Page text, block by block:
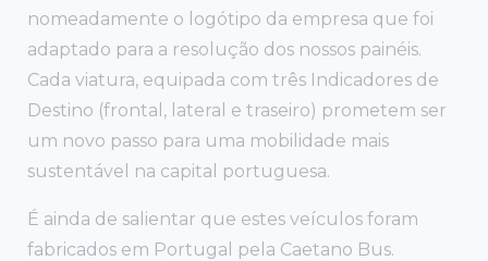
nomeadamente o logótipo da empresa que foi
adaptado para a resolução dos nossos painéis.
Cada viatura, equipada com três Indicadores de
Destino (frontal, lateral e traseiro) prometem ser
um novo passo para uma mobilidade mais
sustentável na capital portuguesa.
É ainda de salientar que estes veículos foram
fabricados em Portugal pela Caetano Bus.